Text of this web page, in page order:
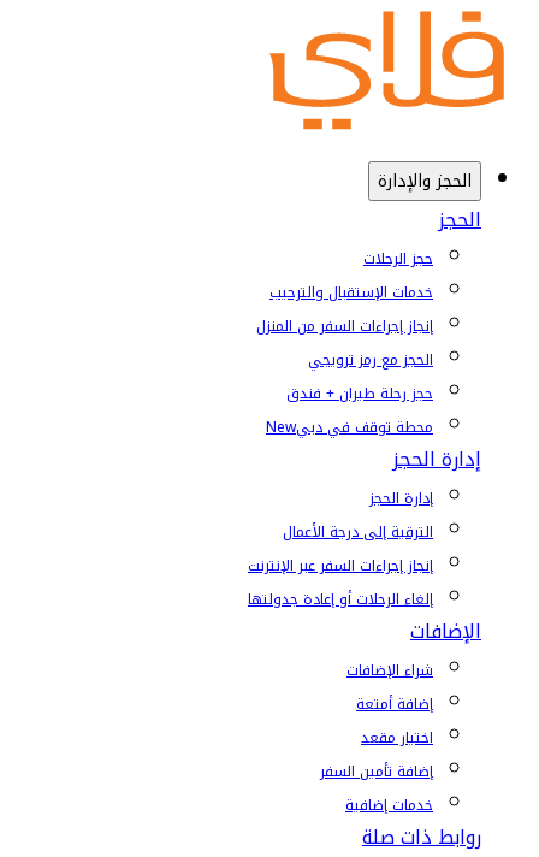
الحجز والإدارة
الحجز
حجز الرحلات
خدمات الإستقبال والترحيب
إنجاز إجراءات السفر من المنزل
الحجز مع رمز ترويجي
حجز رحلة طيران + فندق
محطة توقف في دبيNew
إدارة الحجز
إدارة الحجز
الترقية إلى درجة الأعمال
إنجاز إجراءات السفر عبر الإنترنت
إلغاء الرحلات أو إعادة جدولتها
الإضافات
شراء الإضافات
إضافة أمتعة
اختيار مقعد
إضافة تأمين السفر
خدمات إضافية
روابط ذات صلة